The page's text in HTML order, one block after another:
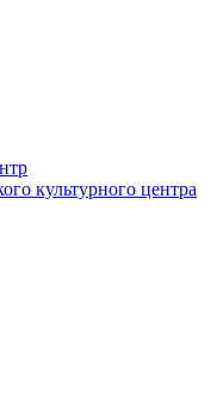
культурного центра